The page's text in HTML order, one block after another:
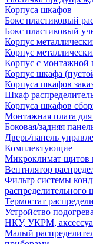
Корпуса шкафов
Бокс пластиковый
Бокс пластиковый
Корпус
Корпус
Корпус с монтажной
Корпус шкафа
Корпуса шкафов
Шкаф
Корпуса шкафов
Монтажная плата
Боковая/задняя
Дверь/панель
Комплектующие
Микроклимат щитов
Вентилятор
Фильтр системы
распределительного
Термостат
Устройство
НКУ, УКРМ,
Малый